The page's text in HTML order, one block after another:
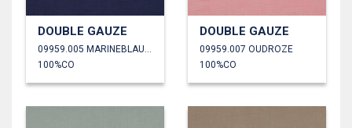
DOUBLE GAUZE
09959.005 MARINEBLAUW
100%CO
DOUBLE GAUZE
09959.007 OUDROZE
100%CO